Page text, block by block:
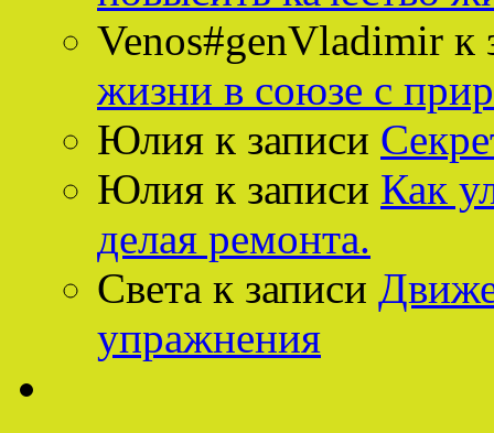
Venos#genVladimir к
жизни в союзе с
Юлия к записи
Юлия к записи Как
делая ремонта.
Света к записи
упражнения